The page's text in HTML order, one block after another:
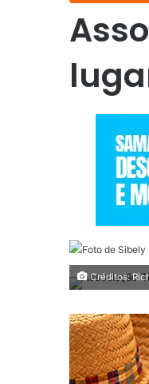
Créditos: